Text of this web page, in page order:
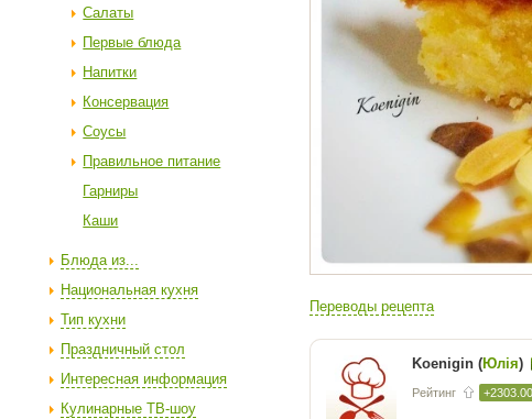
Салаты
Первые блюда
Напитки
Консервация
Соусы
Правильное питание
Гарниры
Каши
Блюда из...
Национальная кухня
Тип кухни
Праздничный стол
Интересная информация
Кулинарные ТВ-шоу
Переводы рецепта
Koenigin (Юлія)
Рейтинг +2303.00